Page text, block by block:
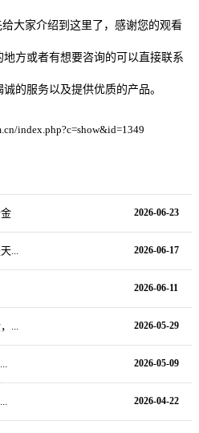
大家介绍到这里了，感谢您的观看
方或者有想要咨询的可以直接联系
的服务以及提供优质的产品。
index.php?c=show&id=1349
2026-06-23
2026-06-17
...
2026-06-11
2026-05-29
...
2026-05-09
2026-04-22